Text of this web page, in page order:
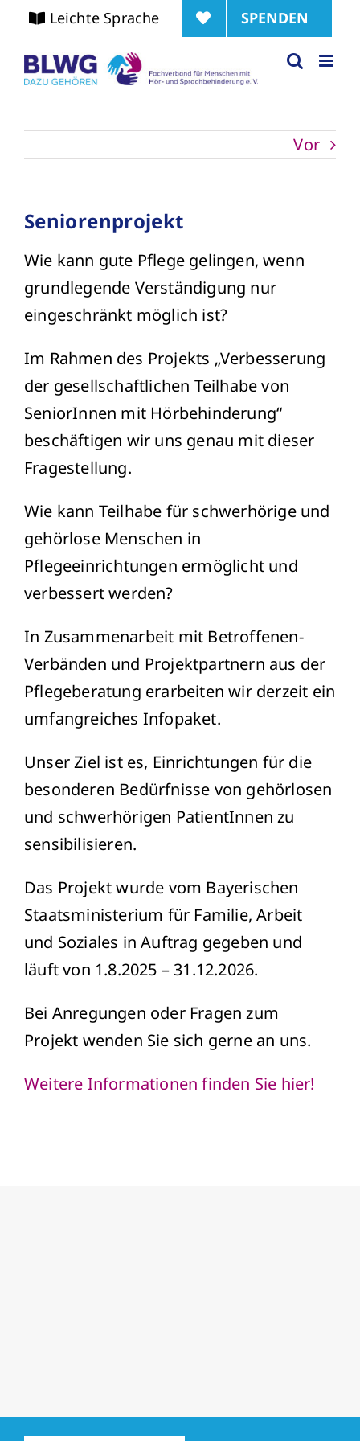
Zum
springen
Leichte Sprache SPENDEN
Vor
Seniorenprojekt
Wie kann gute Pflege gelingen, wenn
grundlegende Verständigung nur
eingeschränkt möglich ist?
Im Rahmen des Projekts „Verbesserung
der gesellschaftlichen Teilhabe von
SeniorInnen mit Hörbehinderung“
beschäftigen wir uns genau mit dieser
Fragestellung.
Wie kann Teilhabe für schwerhörige und
gehörlose Menschen in
Pflegeeinrichtungen ermöglicht und
verbessert werden?
In Zusammenarbeit mit Betroffenen-
Verbänden und Projektpartnern aus der
Pflegeberatung erarbeiten wir derzeit ein
umfangreiches Infopaket.
Unser Ziel ist es, Einrichtungen für die
besonderen Bedürfnisse von gehörlosen
und schwerhörigen PatientInnen zu
sensibilisieren.
Das Projekt wurde vom Bayerischen
Staatsministerium für Familie, Arbeit
und Soziales in Auftrag gegeben und
läuft von 1.8.2025 – 31.12.2026.
Bei Anregungen oder Fragen zum
Projekt wenden Sie sich gerne an uns.
Weitere Informationen finden Sie hier!